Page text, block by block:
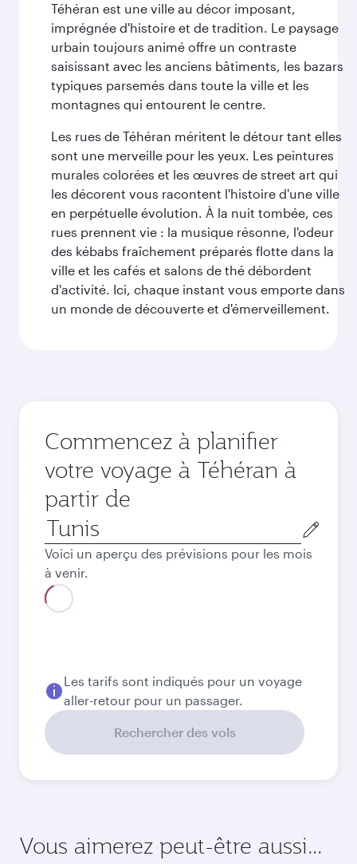
Téhéran est une ville au décor imposant,
imprégnée d'histoire et de tradition. Le paysage
urbain toujours animé offre un contraste
saisissant avec les anciens bâtiments, les bazars
typiques parsemés dans toute la ville et les
montagnes qui entourent le centre.
Les rues de Téhéran méritent le détour tant elles
sont une merveille pour les yeux. Les peintures
murales colorées et les œuvres de street art qui
les décorent vous racontent l'histoire d'une ville
en perpétuelle évolution. À la nuit tombée, ces
rues prennent vie : la musique résonne, l'odeur
des kébabs fraîchement préparés flotte dans la
ville et les cafés et salons de thé débordent
d'activité. Ici, chaque instant vous emporte dans
un monde de découverte et d'émerveillement.
Commencez à planifier
votre voyage à Téhéran à
partir de
Ville
de
départ
Voici un aperçu des prévisions pour les mois
à venir.
Septembre
2026
Octobre
2026